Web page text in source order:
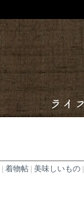
| 着物帖| 美味しいもの|